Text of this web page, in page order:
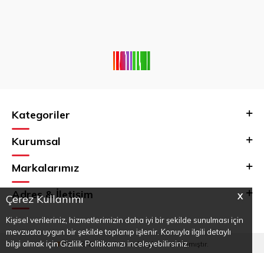
X
Çerez Kullanımı
Kişisel verileriniz, hizmetlerimizin daha iyi bir şekilde sunulması için
mevzuata uygun bir şekilde toplanıp işlenir. Konuyla ilgili detaylı
bilgi almak için Gizlilik Politikamızı inceleyebilirsiniz.
Kategoriler
Kurumsal
Markalarımız
Adres & İletişim
T-SoftE-TicaretSistemleriyle Hazırlanmıştır.